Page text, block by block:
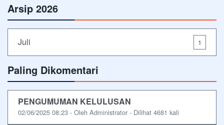
Arsip 2026
Juli 1
Paling Dikomentari
PENGUMUMAN KELULUSAN
02/06/2025 08:23 - Oleh Administrator - Dilihat 4681 kali